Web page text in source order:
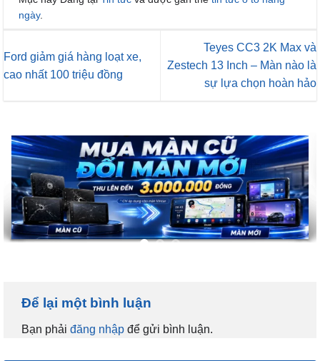
ngày.
Ford giảm giá hàng loạt xe,
cao nhất 100 triệu đồng
Teyes CC3 2K Max và
Zestech 13 Inch – Màn nào là
sự lựa chọn hoàn hảo
Để lại một bình luận
Bạn phải đăng nhập để gửi bình luận.